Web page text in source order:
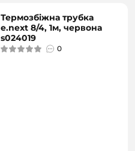
Термозбіжна трубка
e.next 8/4, 1м, червона
s024019
0